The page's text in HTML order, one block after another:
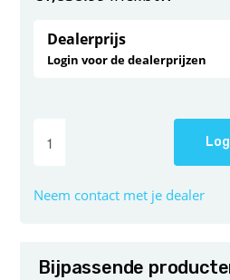
Dealerprijs
Login voor de dealerprijzen
Neem contact met je dealer
Bijpassende